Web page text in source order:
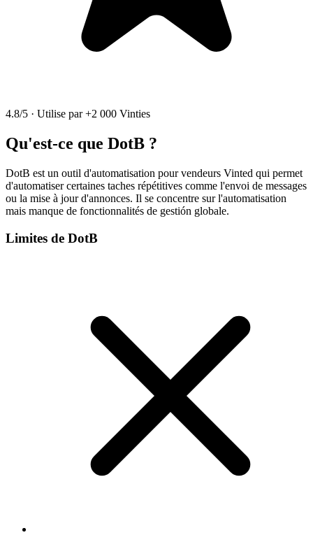
4.8/5 · Utilise par +2 000 Vinties
Qu'est-ce que DotB ?
DotB est un outil d'automatisation pour vendeurs Vinted qui permet
d'automatiser certaines taches répétitives comme l'envoi de messages
ou la mise à jour d'annonces. Il se concentre sur l'automatisation
mais manque de fonctionnalités de gestión globale.
Limites de DotB